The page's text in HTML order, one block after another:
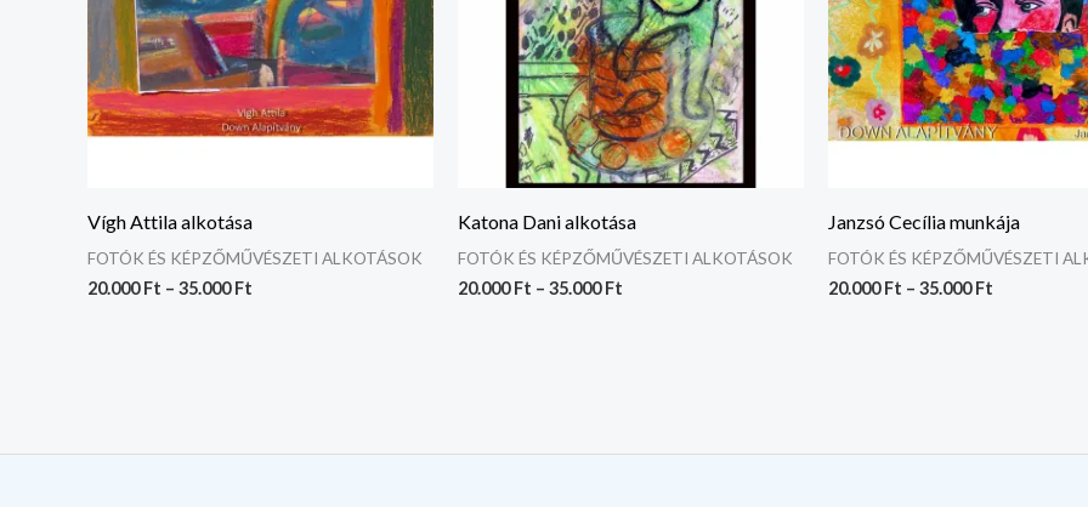
Vígh Attila alkotása
FOTÓK ÉS KÉPZŐMŰVÉSZETI ALKOTÁSOK
20.000Ft – 35.000Ft
Katona Dani alkotása
FOTÓK ÉS KÉPZŐMŰVÉSZETI ALKOTÁSOK
20.000Ft – 35.000Ft
Janzsó Cecília munkája
FOTÓK ÉS KÉPZŐMŰVÉSZETI
20.000Ft – 35.000Ft